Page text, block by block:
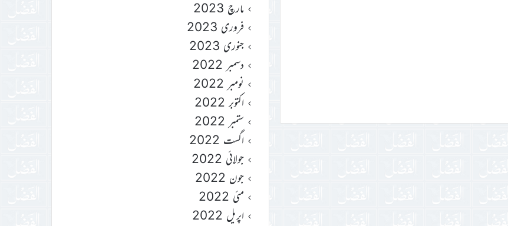
مارچ 2023
فروری 2023
جنوری 2023
دسمبر 2022
نومبر 2022
اکتوبر 2022
ستمبر 2022
اگست 2022
جولائی 2022
جون 2022
مئی 2022
اپریل 2022